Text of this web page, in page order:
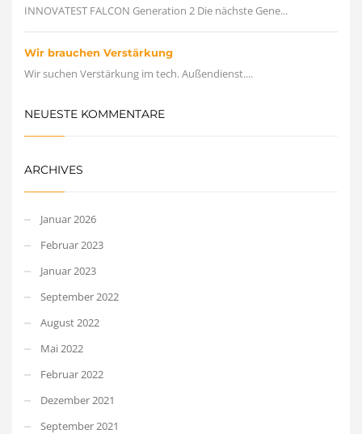
INNOVATEST FALCON Generation 2 Die nächste Gene...
Wir brauchen Verstärkung
Wir suchen Verstärkung im tech. Außendienst....
NEUESTE KOMMENTARE
ARCHIVES
Januar 2026
Februar 2023
Januar 2023
September 2022
August 2022
Mai 2022
Februar 2022
Dezember 2021
September 2021